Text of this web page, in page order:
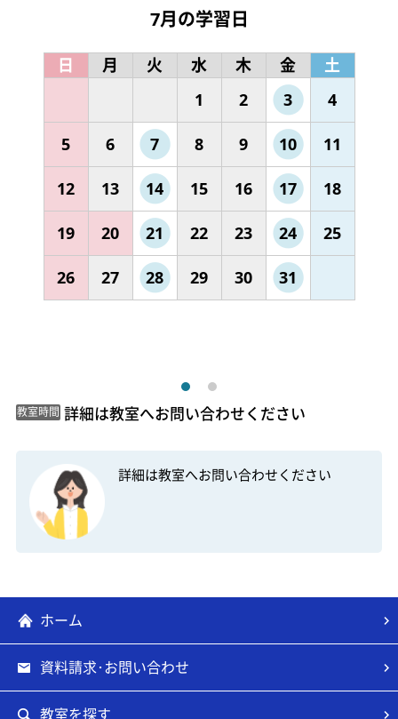
7月の学習日
日 月 火 水 木 金
土
1
2 3 4
5 6 7 8 9 10 11
12 13 14 15 16 17 18
19 20 21 22 23 24 25
26 27 28 29 30 31
教室時間 詳細は教室へお問い合わせください
詳細は教室へお問い合わせください
ホーム
資料請求･お問い合わせ
教室を探す